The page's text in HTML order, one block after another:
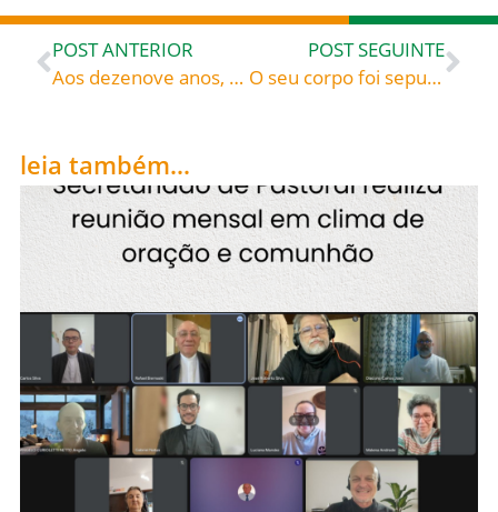
POST ANTERIOR
Aos dezenove anos, foi ordenado padre e, antes de ser capelão da rainha Margarida de Valois, ficou preso durante dois anos nas mãos dos muçulmanos: São Vicente de Paulo (1581-1660), celebrado hoje, 27, roga por todos nós!
POST SEGUINTE
O seu corpo foi sepultado na igreja de São Vito, em Praga. Desde então, passou a ser cultuado como santo. A Hungria, a Polônia e a Boêmia têm em são Wenceslau seu protetor e padroeiro: São Wenceslau (907-929), clebrado hoje, 28, roga por todos nós!
leia também...